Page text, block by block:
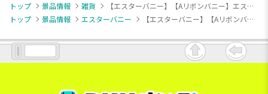
トップ 景品情報 雑貨
【エスターバニー】【Aリボンバニー】エスターバニー フェイスミニポーチ
トップ
景品情報 エスターバニー 【エスターバニー】【Aリボンバニー】エスターバニー フェイスミニポーチ